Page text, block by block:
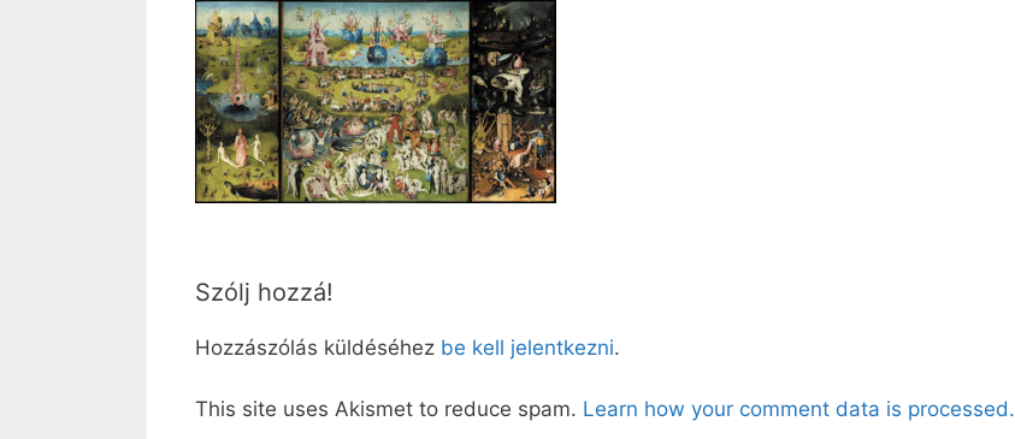
Szólj hozzá!
Hozzászólás küldéséhez be kell jelentkezni.
This site uses Akismet to reduce spam. Learn how your comment data is processed.